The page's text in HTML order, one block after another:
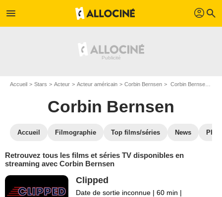
menu profil search
Accueil Stars Acteur Acteur américain Corbin Bernsen Corbin Bernsen : Films et séries online
Corbin Bernsen
Accueil Filmographie Top films/séries News
Retrouvez tous les films et séries TV disponibles en
streaming avec Corbin Bernsen
Clipped
Date de sortie inconnue | 60 min |